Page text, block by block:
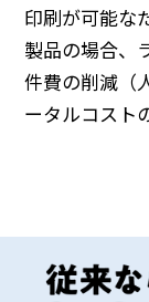
印刷が可能な
製品の場合、
件費の削減（
ータルコスト